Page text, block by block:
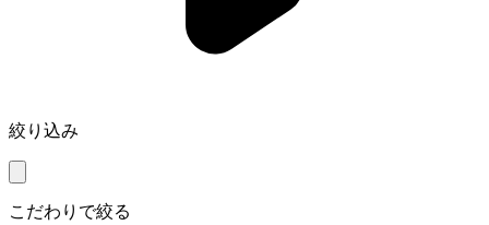
絞り込み
こだわりで絞る